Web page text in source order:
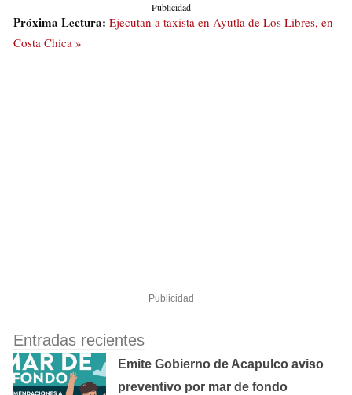
Publicidad
Próxima Lectura: Ejecutan a taxista en Ayutla de Los Libres, en
Costa Chica »
Publicidad
Entradas recientes
Emite Gobierno de Acapulco aviso
preventivo por mar de fondo